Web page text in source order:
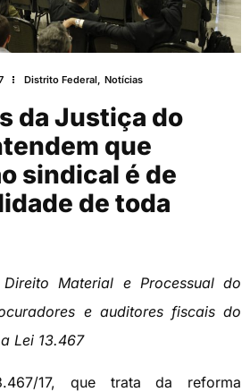
Distrito Federal, Notícias
da Justiça do
que
sindical é de
de toda
Material e Processual do
e auditores fiscais do
Lei 13.467
17, que trata da reforma